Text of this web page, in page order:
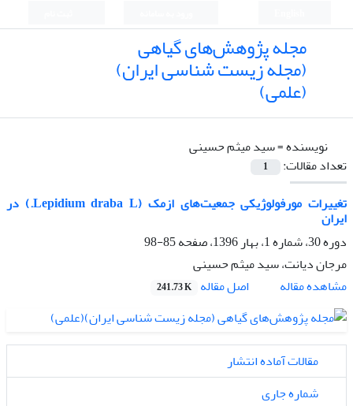
مجله پژوهش‌های گیاهی
(مجله زیست شناسی ایران)
(علمی)
نویسنده =سید میثم حسینی
تعداد مقالات:
1
تغییرات مورفولوژیکی جمعیت‌های ازمک (Lepidium draba L.) در
ایران
دوره 30، شماره 1، بهار 1396، صفحه
85-98
مرجان دیانت، سید میثم حسینی
مشاهده مقاله
اصل مقاله 241.73 K
مقالات آماده انتشار
شماره جاری